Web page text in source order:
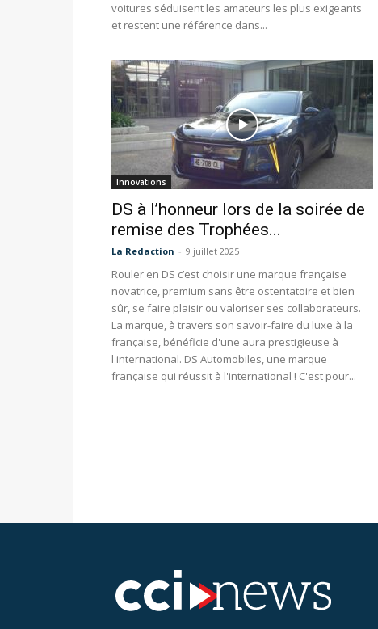
voitures séduisent les amateurs les plus exigeants
et restent une référence dans...
Innovations
DS à l’honneur lors de la soirée de
remise des Trophées...
La Redaction - 9 juillet 2025
Rouler en DS c’est choisir une marque française
novatrice, premium sans être ostentatoire et bien
sûr, se faire plaisir ou valoriser ses collaborateurs.
La marque, à travers son savoir-faire du luxe à la
française, bénéficie d'une aura prestigieuse à
l'international. DS Automobiles, une marque
française qui réussit à l'international ! C'est pour...